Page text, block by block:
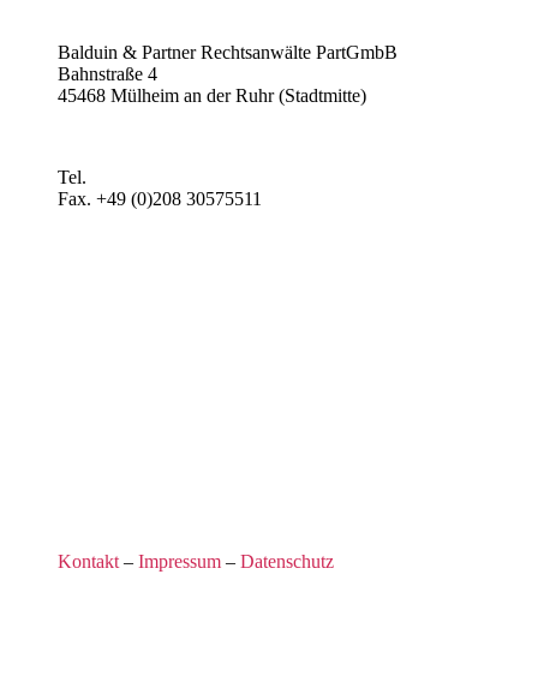
Balduin & Partner Rechtsanwälte PartGmbB
Bahnstraße 4
45468 Mülheim an der Ruhr (Stadtmitte)
Tel.
Fax. +49 (0)208 30575511
Kontakt – Impressum – Datenschutz